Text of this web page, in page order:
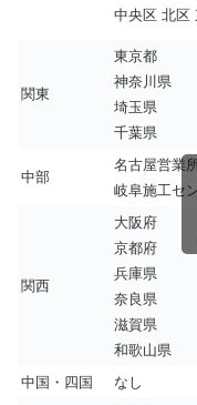
中央区 北区
関東
東京都
神奈川県
埼玉県
千葉県
中部
名古屋営業
岐阜施工セ
関西
大阪府
京都府
兵庫県
奈良県
滋賀県
和歌山県
中国・四国
なし